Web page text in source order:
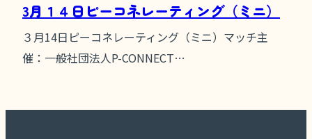
3月１４日ピーコネレーティング（ミニ）
３月14日ピーコネレーティング（ミニ）マッチ主
催：一般社団法人P-CONNECT…